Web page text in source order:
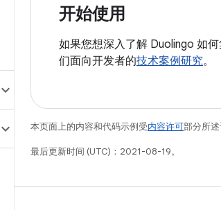
开始使用
如果您想深入了解 Duolingo 如
们面向开发者的技术案例研究。
本页面上的内容和代码示例受内容许可部分所
最后更新时间 (UTC)：2021-08-19。